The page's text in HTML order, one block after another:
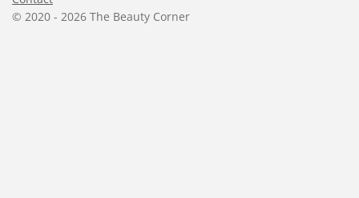
© 2020 - 2026 The Beauty Corner